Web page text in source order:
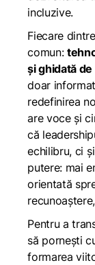
incluzive.
Fiecare
comun:
și ghidată
doar
redefinirea
are voce și
că
echilibru, ci
putere: mai
orientată
Pentru a
să pornești
formarea